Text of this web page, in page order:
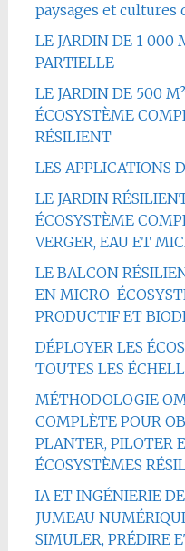
paysages et
LE JARDIN DE 1 000
PARTIELLE
LE JARDIN DE 500
ÉCOSYSTÈME
RÉSILIENT
LES APPLICATIONS
LE JARDIN
ÉCOSYSTÈME
VERGER, EAU ET
LE BALCON
EN MICRO-
PRODUCTIF ET
DÉPLOYER LES
TOUTES LES
MÉTHODOLOGIE
COMPLÈTE POUR
PLANTER, PILOTER
ÉCOSYSTÈMES
IA ET INGÉNIERIE
JUMEAU
SIMULER, PRÉDIRE